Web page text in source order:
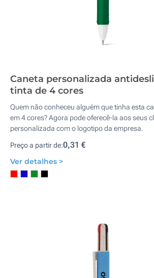
Caneta personalizada
tinta de 4 cores
Quem não conheceu alguém que tinha esta
em 4 cores? Agora pode oferecê-la aos seus
personalizada com o logotipo da empresa.
Preço a partir de:0,31 €
Ver detalhes >